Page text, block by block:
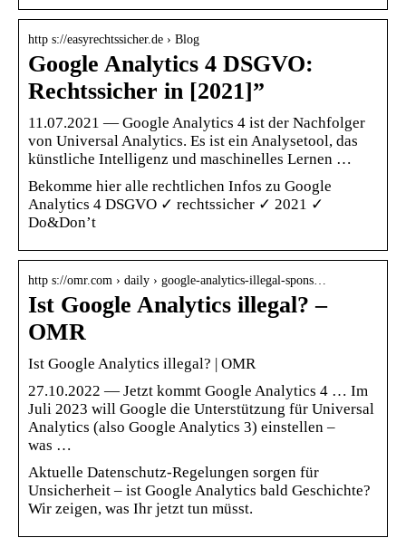
http s://easyrechtssicher.de › Blog
Google Analytics 4 DSGVO:
Rechtssicher in [2021]”
11.07.2021 — Google Analytics 4 ist der Nachfolger
von Universal Analytics. Es ist ein Analysetool, das
künstliche Intelligenz und maschinelles Lernen …
Bekomme hier alle rechtlichen Infos zu Google
Analytics 4 DSGVO ✓ rechtssicher ✓ 2021 ✓
Do&Don’t
http s://omr.com › daily › google-analytics-illegal-spons…
Ist Google Analytics illegal? –
OMR
Ist Google Analytics illegal? | OMR
27.10.2022 — Jetzt kommt Google Analytics 4 … Im
Juli 2023 will Google die Unterstützung für Universal
Analytics (also Google Analytics 3) einstellen –
was …
Aktuelle Datenschutz-Regelungen sorgen für
Unsicherheit – ist Google Analytics bald Geschichte?
Wir zeigen, was Ihr jetzt tun müsst.